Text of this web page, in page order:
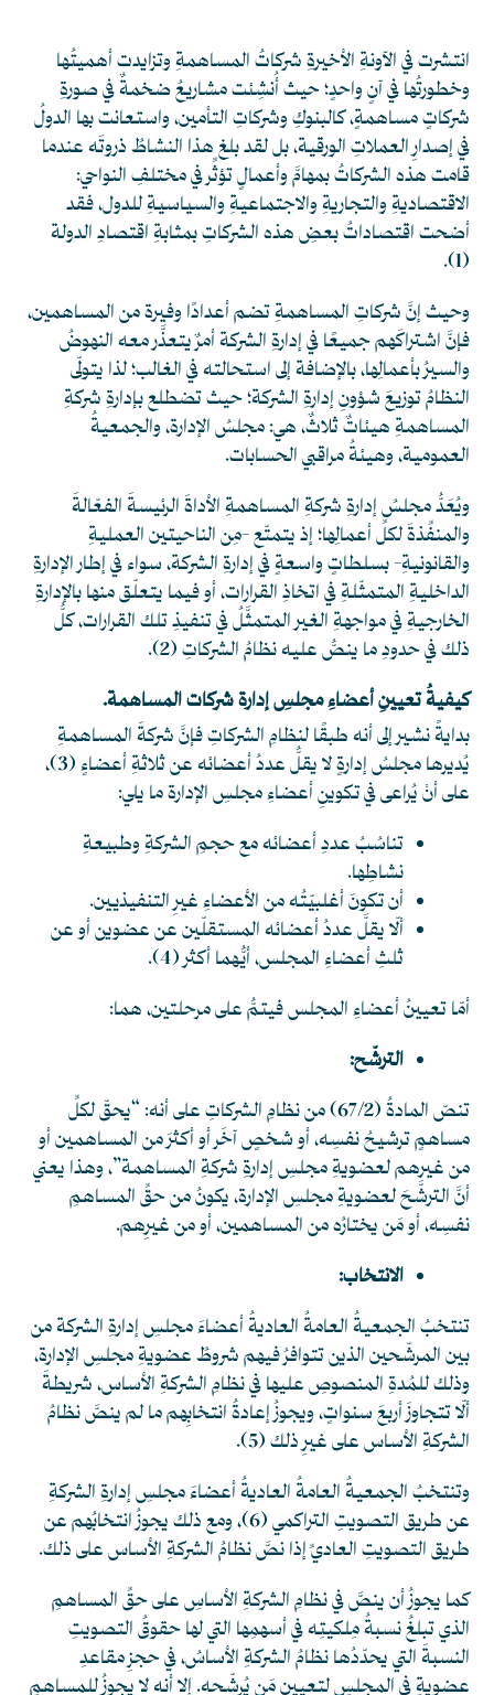
انتشرت في الآونةِ الأخيرةِ شركاتُ المساهمةِ وتزايدت أهميتُها
وخطورتُها في آنٍ واحدٍ؛ حيث أُنشِئت مشاريعُ ضخمةٌ في صورةِ
شركاتٍ مساهمةٍ، كالبنوكِ وشركاتِ التأمين، واستعانت بها الدولُ
في إصدارِ العملاتِ الورقية، بل لقد بلغ هذا النشاطُ ذروتَه عندما
قامت هذه الشركاتُ بمهامَّ وأعمالٍ تؤثِّر في مختلفِ النواحي:
الاقتصاديةِ والتجاريةِ والاجتماعيةِ والسياسيةِ للدول، فقد
أضحت اقتصاداتُ بعضِ هذه الشركاتِ بمثابةِ اقتصادِ الدولة
(1)
.
وحيث إنَّ شركاتِ المساهمةِ تضم أعدادًا وفيرة من المساهمين،
فإنَّ اشتراكَهم جميعًا في إدارةِ الشركة أمرٌ يتعذَّر معه النهوضُ
والسيرُ بأعمالِها، بالإضافة إلى استحالته في الغالب؛ لذا يتولّى
النظامُ توزيعَ شؤونِ إدارةِ الشركة؛ حيث تضطلع بإدارةِ شركةِ
المساهمةِ هيئاتٌ ثلاثٌ، هي: مجلسُ الإدارة، والجمعيةُ
العمومية، وهيئةُ مراقبي الحسابات.
ويُعَدُّ مجلسُ إدارةِ شركةِ المساهمةِ الأداةَ الرئيسةَ الفعّالةَ
والمنفِّذةَ لكلِّ أعمالِها؛ إذ يتمتّع -مِن الناحيتين العمليةِ
والقانونيةِ- بسلطاتٍ واسعةٍ في إدارةِ الشركة، سواء في إطار الإدارةِ
الداخليةِ المتمثّلةِ في اتخاذِ القرارات، أو فيما يتعلّق منها بالإدارةِ
الخارجيةِ في مواجهةِ الغير المتمثَّلُ في تنفيذِ تلك القرارات، كلُّ
ذلك في حدودِ ما ينصُّ عليه نظامُ الشركاتِ(2)
.
كيفيةُ تعيينِ أعضاءِ مجلسِ إدارة شركات المساهمة.
بدايةً نشير إلى أنه طبقًا لنظامِ الشركاتِ فإنَّ شركةَ المساهمةِ
يُديرها مجلسُ إدارةٍ لا يقلُّ عددُ أعضائه عن ثلاثةِ أعضاءٍ(3)
،
على أنْ يُراعى في تكوينِ أعضاءِ مجلسِ الإدارة ما يلي:
تناسُبُ عددِ أعضائه مع حجمِ الشركةِ وطبيعةِ
نشاطِها.
أن تكونَ أغلبيّتُه من الأعضاءِ غيرِ التنفيذيين.
ألّا يقلَّ عددُ أعضائه المستقلّين عن عضوين أو عن
ثلثِ أعضاءِ المجلس، أيُّهما أكثر(4)
.
أمّا تعيينُ أعضاءِ المجلس فيتمُّ على مرحلتين، هما:
الترشّح:
تنصّ المادةُ (67/2) من نظامِ الشركاتِ على أنه: “يحقّ لكلِّ
مساهمٍ ترشيحُ نفسِه، أو شخصٍ آخَر أو أكثرَ من المساهمين أو
من غيرِهم لعضويةِ مجلسِ إدارةِ شركةِ المساهمة”، وهذا يعني
أنَّ الترشّحَ لعضويةِ مجلسِ الإدارة، يكونُ من حقِّ المساهمِ
نفسِه، أو مَن يختارُه من المساهمين، أو من غيرِهم.
الانتخاب:
تنتخبُ الجمعيةُ العامةُ العاديةُ أعضاءَ مجلسِ إدارةِ الشركة من
بين المرشّحين الذين تتوافرُ فيهم شروطُ عضويةِ مجلسِ الإدارة،
وذلك للمُدةِ المنصوصِ عليها في نظامِ الشركةِ الأساس، شريطةَ
ألّا تتجاوزَ أربعَ سنواتٍ، ويجوزُ إعادةُ انتخابِهم ما لم ينصَّ نظامُ
الشركةِ الأساس على غيرِ ذلك(5)
.
وتنتخبُ الجمعيةُ العامةُ العاديةُ أعضاءَ مجلسِ إدارةِ الشركةِ
عن طريق التصويتِ التراكمي(6)
، ومع ذلك يجوزُ انتخابُهم عن
طريق التصويتِ العاديِّ إذا نصَّ نظامُ الشركةِ الأساس على ذلك.
كما يجوزُ أن ينصَّ في نظامِ الشركةِ الأساسِ على حقِّ المساهمِ
الذي تبلغُ نسبةُ مِلكيتِه في أسهمِها التي لها حقوقُ التصويتِ
النسبةَ التي يحدّدُها نظامُ الشركةِ الأساسُ، في حجزِ مقاعدِ
عضويةٍ في المجلسِ لتعيينِ مَن يُرشّحه. إلا أنه لا يجوزُ للمساهمِ